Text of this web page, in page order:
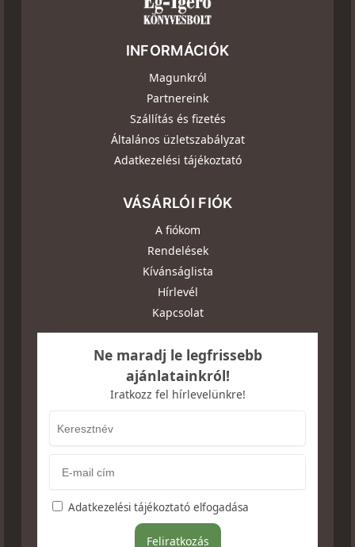
INFORMÁCIÓK
Magunkról
Partnereink
Szállítás és fizetés
Általános üzletszabályzat
Adatkezelési tájékoztató
VÁSÁRLÓI FIÓK
A fiókom
Rendelések
Kívánságlista
Hírlevél
Kapcsolat
Ne maradj le legfrissebb
ajánlatainkról!
Iratkozz fel hírlevelünkre!
Adatkezelési tájékoztató elfogadása